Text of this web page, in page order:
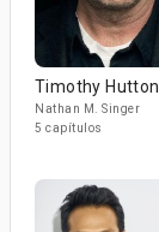
Timothy Hutton
Nathan M. Singer
5 capítulos